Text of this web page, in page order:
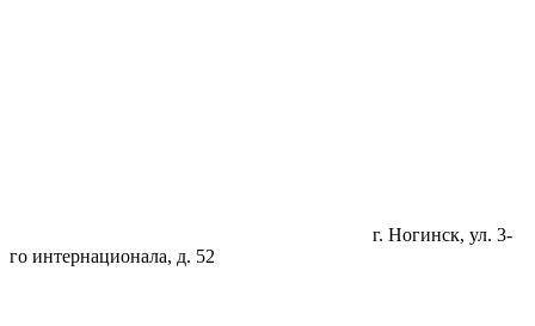
г. Ногинск, ул. 3-
го интернационала, д. 52